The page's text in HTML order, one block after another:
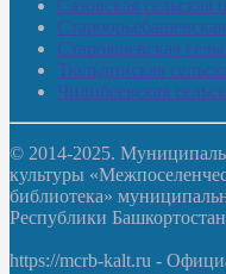
Сазовская
Старояшевская
Тюльдинская
Чилибеевская
© 2014-2025.
культуры
библиотека»
Республики
https://mcrb-kalt.ru -